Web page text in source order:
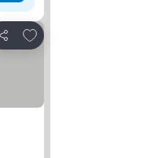
Teilen
Zu Favoriten hinzufügen